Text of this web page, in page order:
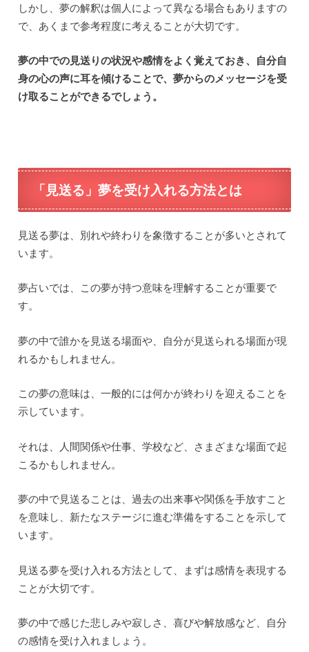
しかし、夢の解釈は個人によって異なる場合もありますの
で、あくまで参考程度に考えることが大切です。
夢の中での見送りの状況や感情をよく覚えておき、自分自
身の心の声に耳を傾けることで、夢からのメッセージを受
け取ることができるでしょう。
「見送る」夢を受け入れる方法とは
見送る夢は、別れや終わりを象徴することが多いとされて
います。
夢占いでは、この夢が持つ意味を理解することが重要で
す。
夢の中で誰かを見送る場面や、自分が見送られる場面が現
れるかもしれません。
この夢の意味は、一般的には何かが終わりを迎えることを
示しています。
それは、人間関係や仕事、学校など、さまざまな場面で起
こるかもしれません。
夢の中で見送ることは、過去の出来事や関係を手放すこと
を意味し、新たなステージに進む準備をすることを示して
います。
見送る夢を受け入れる方法として、まずは感情を表現する
ことが大切です。
夢の中で感じた悲しみや寂しさ、喜びや解放感など、自分
の感情を受け入れましょう。